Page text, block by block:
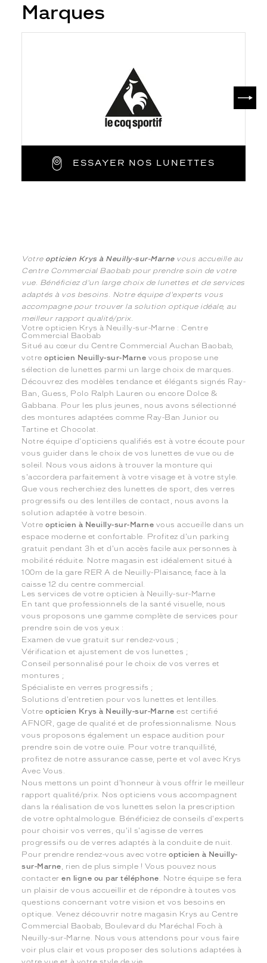
Marques
ESSAYER NOS LUNETTES
Votre opticien Krys à Neuilly-sur-Marnevous accueille au
Centre Commercial Baobab pour prendre soin de votre
vue. Bénéficiez d'un large choix de lunettes et de services
adaptés à vos besoins. Notre équipe d'experts vous
accompagne pour trouver la solution optique idéale, au
meilleur rapport qualité/prix.
Votre opticien Krys à Neuilly-sur-Marne : Centre
Commercial Baobab
Situé au cœur du Centre Commercial Auchan Baobab,
votreopticien Neuilly-sur-Marne vous propose une
sélection de lunettes parmi un large choix de marques.
Découvrez des modèles tendance et élégants signés Ray-
Ban, Guess, Polo Ralph Lauren ou encore Dolce &
Gabbana. Pour les plus jeunes, nous avons sélectionné
des montures adaptées comme Ray-Ban Junior ou
Tartine et Chocolat.
Notre équipe d'opticiens qualifiés est à votre écoute pour
vous guider dans le choix de vos lunettes de vue ou de
soleil. Nous vous aidons à trouver la monture qui
s'accordera parfaitement à votre visage et à votre style.
Que vous recherchiez des lunettes de sport, des verres
progressifs ou des lentilles de contact, nous avons la
solution adaptée à votre besoin.
Votreopticien à Neuilly-sur-Marne vous accueille dans un
espace moderne et confortable. Profitez d'un parking
gratuit pendant 3h et d'un accès facile aux personnes à
mobilité réduite. Notre magasin est idéalement situé à
100m de la gare RER A de Neuilly-Plaisance, face à la
caisse 12 du centre commercial.
Les services de votre opticien à Neuilly-sur-Marne
En tant que professionnels de la santé visuelle, nous
vous proposons une gamme complète de services pour
prendre soin de vos yeux :
Examen de vue gratuit sur rendez-vous ;
Vérification et ajustement de vos lunettes ;
Conseil personnalisé pour le choix de vos verres et
montures ;
Spécialiste en verres progressifs ;
Solutions d'entretien pour vos lunettes et lentilles.
Votreopticien Krys à Neuilly-sur-Marne est certifié
AFNOR, gage de qualité et de professionnalisme. Nous
vous proposons également un espace audition pour
prendre soin de votre ouïe. Pour votre tranquillité,
profitez de notre assurance casse, perte et vol avec Krys
Avec Vous.
Nous mettons un point d'honneur à vous offrir le meilleur
rapport qualité/prix. Nos opticiens vous accompagnent
dans la réalisation de vos lunettes selon la prescription
de votre ophtalmologue. Bénéficiez de conseils d'experts
pour choisir vos verres, qu'il s'agisse de verres
progressifs ou de verres adaptés à la conduite de nuit.
Pour prendre rendez-vous avec votreopticien à Neuilly-
sur-Marne, rien de plus simple ! Vous pouvez nous
contacteren ligne ou par téléphone. Notre équipe se fera
un plaisir de vous accueillir et de répondre à toutes vos
questions concernant votre vision et vos besoins en
optique. Venez découvrir notre magasin Krys au Centre
Commercial Baobab, Boulevard du Maréchal Foch à
Neuilly-sur-Marne. Nous vous attendons pour vous faire
voir plus clair et vous proposer des solutions adaptées à